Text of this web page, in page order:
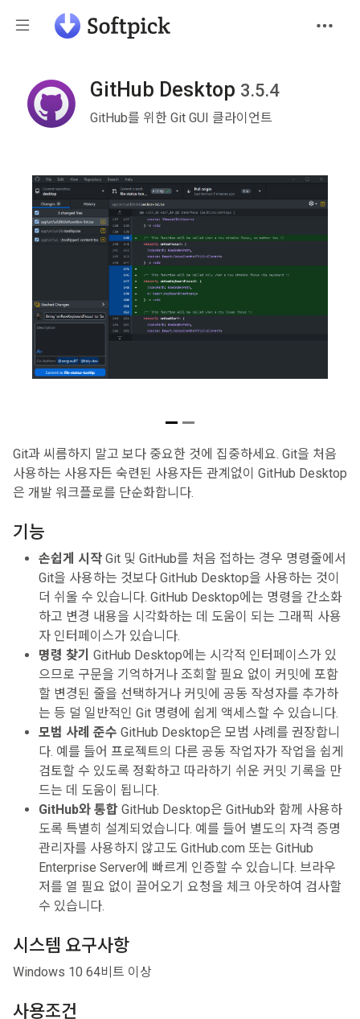
GitHub Desktop 3.5.4
GitHub를 위한 Git GUI 클라이언트
Git과 씨름하지 말고 보다 중요한 것에 집중하세요. Git을 처음
사용하는 사용자든 숙련된 사용자든 관계없이 GitHub Desktop
은 개발 워크플로를 단순화합니다.
기능
손쉽게 시작 Git 및 GitHub를 처음 접하는 경우 명령줄에서
Git을 사용하는 것보다 GitHub Desktop을 사용하는 것이
더 쉬울 수 있습니다. GitHub Desktop에는 명령을 간소화
하고 변경 내용을 시각화하는 데 도움이 되는 그래픽 사용
자 인터페이스가 있습니다.
명령 찾기 GitHub Desktop에는 시각적 인터페이스가 있
으므로 구문을 기억하거나 조회할 필요 없이 커밋에 포함
할 변경된 줄을 선택하거나 커밋에 공동 작성자를 추가하
는 등 덜 일반적인 Git 명령에 쉽게 액세스할 수 있습니다.
모범 사례 준수 GitHub Desktop은 모범 사례를 권장합니
다. 예를 들어 프로젝트의 다른 공동 작업자가 작업을 쉽게
검토할 수 있도록 정확하고 따라하기 쉬운 커밋 기록을 만
드는 데 도움이 됩니다.
GitHub와 통합 GitHub Desktop은 GitHub와 함께 사용하
도록 특별히 설계되었습니다. 예를 들어 별도의 자격 증명
관리자를 사용하지 않고도 GitHub.com 또는 GitHub
Enterprise Server에 빠르게 인증할 수 있습니다. 브라우
저를 열 필요 없이 끌어오기 요청을 체크 아웃하여 검사할
수 있습니다.
시스템 요구사항
Windows 10 64비트 이상
사용조건